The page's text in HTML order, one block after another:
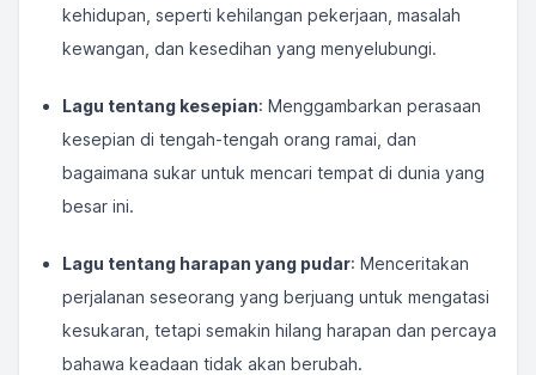
kehidupan, seperti kehilangan pekerjaan, masalah
kewangan, dan kesedihan yang menyelubungi.
Lagu tentang kesepian: Menggambarkan perasaan
kesepian di tengah-tengah orang ramai, dan
bagaimana sukar untuk mencari tempat di dunia yang
besar ini.
Lagu tentang harapan yang pudar: Menceritakan
perjalanan seseorang yang berjuang untuk mengatasi
kesukaran, tetapi semakin hilang harapan dan percaya
bahawa keadaan tidak akan berubah.